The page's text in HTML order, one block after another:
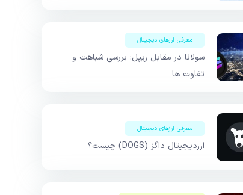
معرفی ارزهای دیجیتال
سولانا در مقابل ریپل: بررسی شباهت و
تفاوت ها
معرفی ارزهای دیجیتال
ارزدیجیتال داگز (DOGS) چیست؟